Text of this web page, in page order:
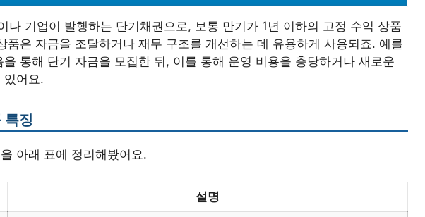
나 기업이 발행하는 단기채권으로, 보통 만기가 1년 이하의 고정 수익 상품
품은 자금을 조달하거나 재무 구조를 개선하는 데 유용하게 사용되죠. 예를
통해 단기 자금을 모집한 뒤, 이를 통해 운영 비용을 충당하거나 새로운
있어요.
특징
아래 표에 정리해봤어요.
설명